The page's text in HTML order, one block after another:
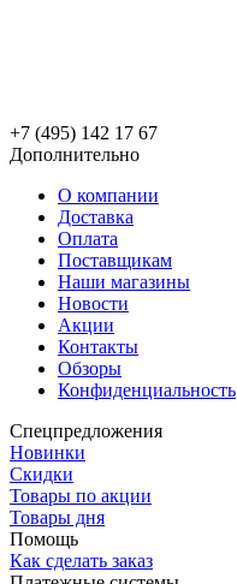
+7 (495) 142 17 67
Дополнительно
О компании
Доставка
Оплата
Поставщикам
Наши магазины
Новости
Акции
Контакты
Обзоры
Конфиденциальность
Спецпредложения
Новинки
Скидки
Товары по акции
Товары дня
Помощь
Как сделать заказ